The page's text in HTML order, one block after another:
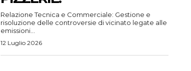
Relazione Tecnica e Commerciale: Gestione e
risoluzione delle controversie di vicinato legate alle
emissioni...
12 Luglio 2026